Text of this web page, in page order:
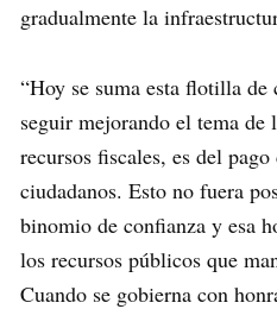
gradualmente la
“Hoy se suma esta flotilla de
seguir mejorando el tema de
recursos fiscales, es del
ciudadanos. Esto no fuera
binomio de confianza y esa
los recursos públicos que
Cuando se gobierna con